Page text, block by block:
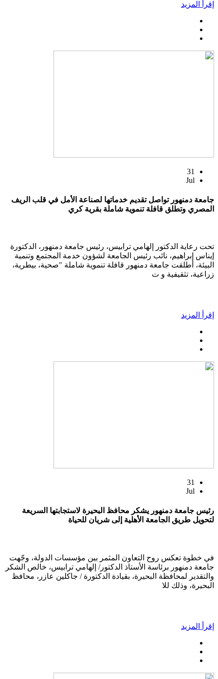
إقرأ المزيد
31
Jul
جامعة دمنهور تواصل تقديم خدماتها لصناعة الأمل في قلب الريف
المصري وتطلق قافلة تنموية شاملة بقرية كري
تحت رعاية الدكتور إلهامي ترابيس، رئيس جامعة دمنهور، الدكتورة
إيناس إبراهيم، نائب رئيس الجامعة لشؤون خدمة المجتمع وتنمية
البيئة، أطلقت جامعة دمنهور قافلة تنموية شاملة "صحية، بيطرية،
زراعية، تثقيفية و ت
إقرأ المزيد
31
Jul
رئيس جامعة دمنهور يشكر محافظ البحيرة لاستجابتها السريعة
لتحويل طريق الجامعة الأهلية إلى شريان للحياة
في خطوة تعكس روح التعاون المثمر بين مؤسسات الدولة، وجّهت
جامعة دمنهور برئاسة الأستاذ الدكتور/ إلهامي ترابيس، خالص الشكر
والتقدير لمحافظة البحيرة، بقيادة الدكتورة / جاكلين عازر، محافظ
البحيرة، وذلك للا
إقرأ المزيد